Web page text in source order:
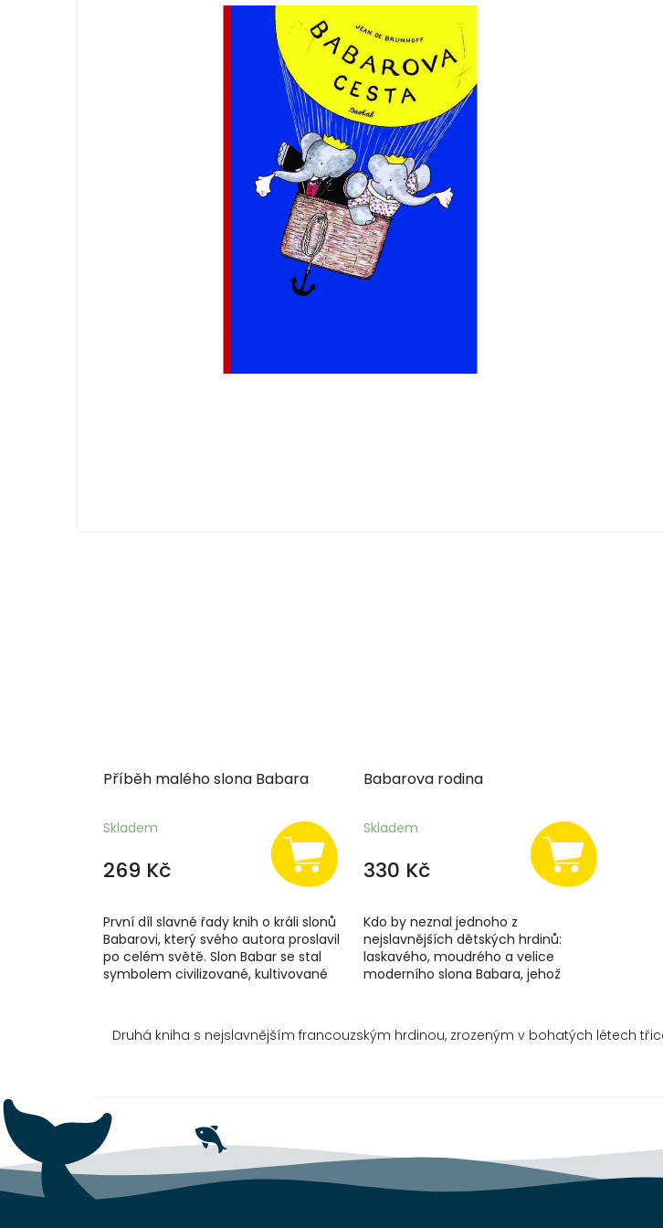
Příběh malého slona Babara
Skladem
269 Kč
První díl slavné řady knih o králi slonů
Babarovi, který svého autora proslavil
po celém světě. Slon Babar se stal
symbolem civilizované, kultivované
Babarova rodina
Skladem
330 Kč
Kdo by neznal jednoho z
nejslavnějších dětských hrdinů:
laskavého, moudrého a velice
moderního slona Babara, jehož
Druhá kniha s nejslavnějším francouzským hrdinou, zrozeným v bohatých létech